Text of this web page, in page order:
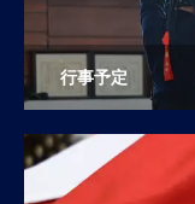
行事予定